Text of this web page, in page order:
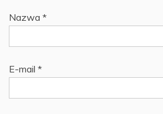
Nazwa *
E-mail *